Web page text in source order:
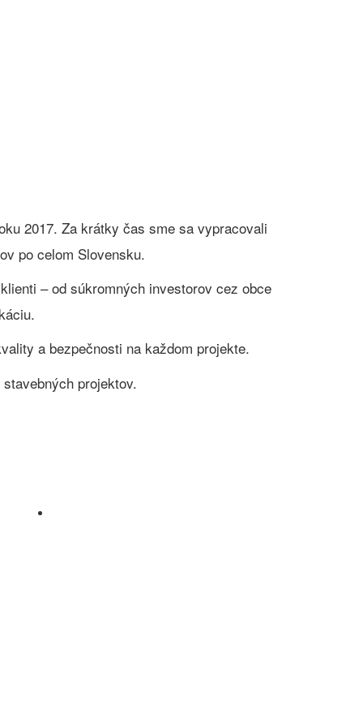
2017. Za krátky čas sme sa vypracovali
po celom Slovensku.
– od súkromných investorov cez obce
a bezpečnosti na každom projekte.
projektov.